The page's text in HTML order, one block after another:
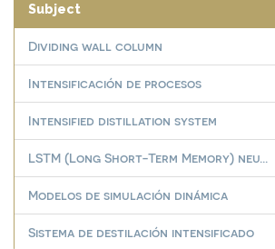
Subject
Dividing wall column
Intensificación de procesos
Intensified distillation system
LSTM (Long Short-Term Memory) neu...
Modelos de simulación dinámica
Sistema de destilación intensificado